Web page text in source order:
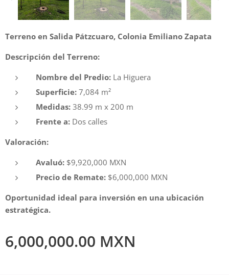
Terreno en Salida Pátzcuaro, Colonia Emiliano Zapata
Descripción del Terreno:
Nombre del Predio: La Higuera
Superficie: 7,084 m²
Medidas: 38.99 m x 200 m
Frente a: Dos calles
Valoración:
Avaluó: $9,920,000 MXN
Precio de Remate: $6,000,000 MXN
Oportunidad ideal para inversión en una ubicación
estratégica.
6,000,000.00 MXN